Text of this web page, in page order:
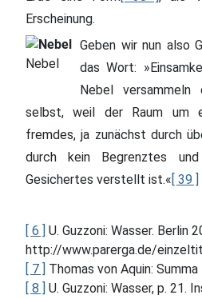
Erscheinung.
Nebel
Geben wir nun also
das Wort:
Nebel
selbst, weil der Raum um
fremdes, ja zunächst durch
durch kein Begrenztes
Gesichertes verstellt ist.« [ 39 ]
[ 6 ]
U. Guzzoni: Wasser. Berlin
http://www.parerga.de/
[ 7 ]
Thomas von Aquin:
[ 8 ]
U. Guzzoni: Wasser, p. 21.